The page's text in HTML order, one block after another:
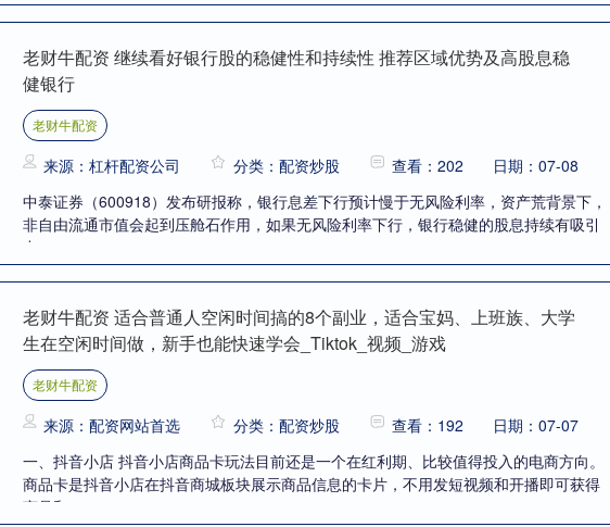
老财牛配资 继续看好银行股的稳健性和持续性 推荐区域优势及高股息稳
健银行
老财牛配资
来源：杠杆配资公司 分类：配资炒股 查看：202
日期：07-08
中泰证券（600918）发布研报称，银行息差下行预计慢于无风险利率，资产荒背景下，
非自由流通市值会起到压舱石作用，如果无风险利率下行，银行稳健的股息持续有吸引
力....
老财牛配资 适合普通人空闲时间搞的8个副业，适合宝妈、上班族、大学
生在空闲时间做，新手也能快速学会_Tiktok_视频_游戏
老财牛配资
来源：配资网站首选 分类：配资炒股 查看：192
日期：07-07
一、抖音小店 抖音小店商品卡玩法目前还是一个在红利期、比较值得投入的电商方向。
商品卡是抖音小店在抖音商城板块展示商品信息的卡片，不用发短视频和开播即可获得
商品和....